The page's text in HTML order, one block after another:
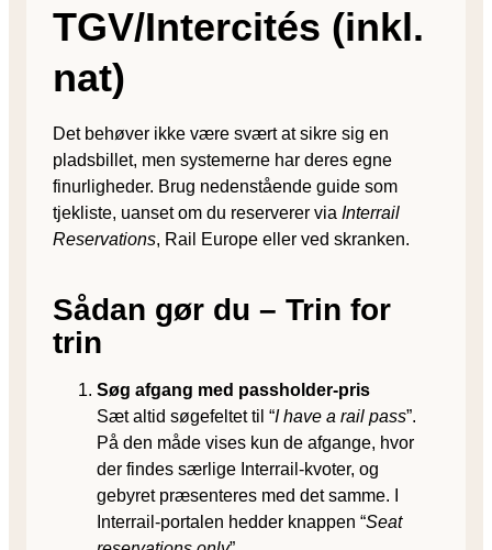
TGV/Intercités (inkl.
nat)
Det behøver ikke være svært at sikre sig en
pladsbillet, men systemerne har deres egne
finurligheder. Brug nedenstående guide som
tjekliste, uanset om du reserverer via Interrail
Reservations, Rail Europe eller ved skranken.
Sådan gør du – Trin for
trin
Søg afgang med passholder-pris
Sæt altid søgefeltet til “I have a rail pass”.
På den måde vises kun de afgange, hvor
der findes særlige Interrail-kvoter, og
gebyret præsenteres med det samme. I
Interrail-portalen hedder knappen “Seat